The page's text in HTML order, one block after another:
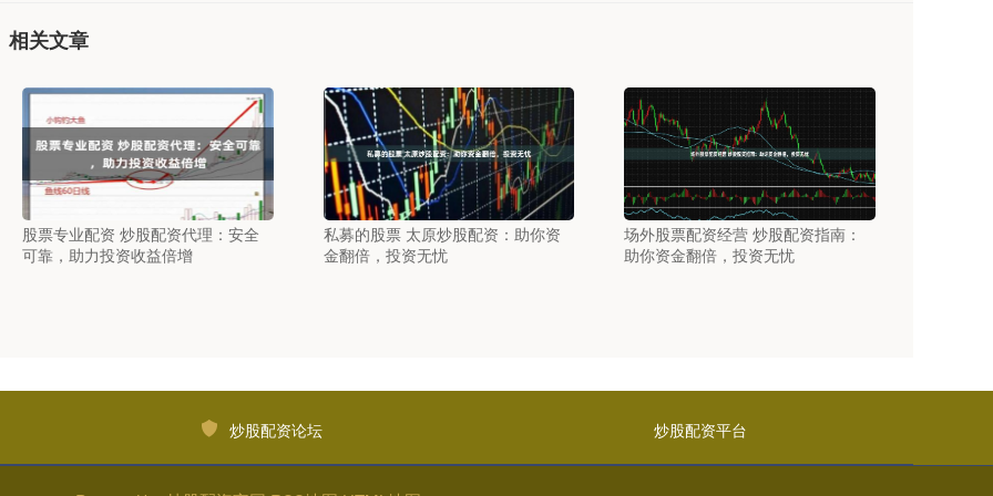
相关文章
股票专业配资 炒股配资代理：安全
可靠，助力投资收益倍增
私募的股票 太原炒股配资：助你资
金翻倍，投资无忧
场外股票配资经营 炒股配资指南：
助你资金翻倍，投资无忧
炒股配资论坛 炒股配资平台